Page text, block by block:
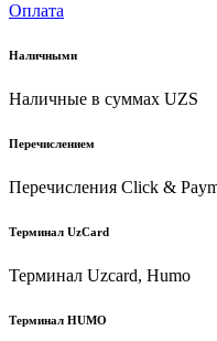
Оплата
Наличными
Наличные в суммах UZS
Перечислением
Перечисления Click &
Терминал UzCard
Терминал Uzcard, Humo
Терминал HUMO